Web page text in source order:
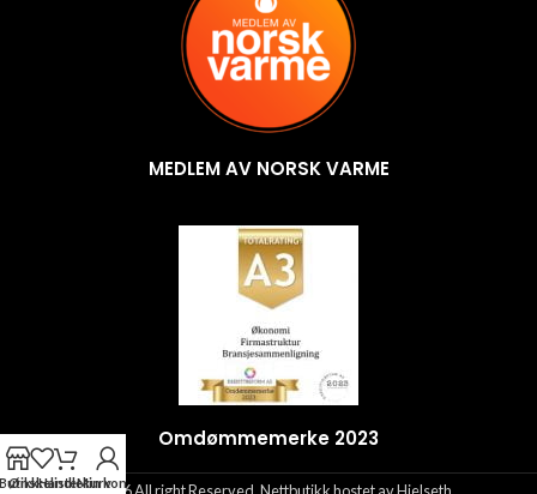
MEDLEM AV NORSK VARME
Omdømmemerke 2023
©2026 All right Reserved. Nettbutikk hostet av Hjelseth
Ønskeliste
Handlekurv
Min konto